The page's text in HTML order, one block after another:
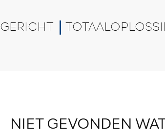
NIET GEVONDEN